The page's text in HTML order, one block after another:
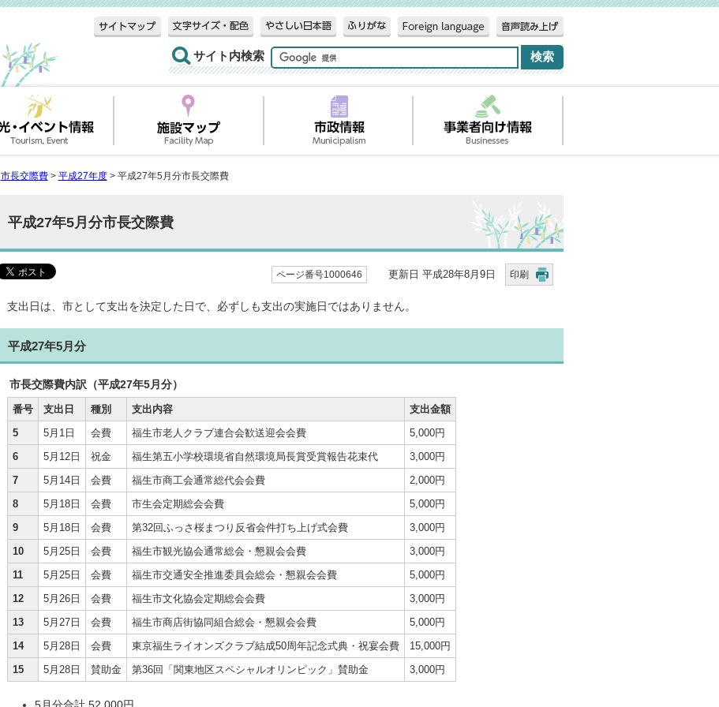
サイト内検索
市長交際費> 平成27年度> 平成27年5月分市長交際費
平成27年5月分市長交際費
ページ番号1000646 更新日 平成28年8月9日 印刷
支出日は、市として支出を決定した日で、必ずしも支出の実施日ではありません。
平成27年5月分
市長交際費内訳（平成27年5月分）
番号 支出日 種別 支出内容
支出金額
5
5月1日 会費 福生市老人クラブ連合会歓送迎会会費
5,000円
6
5月12日 祝金 福生第五小学校環境省自然環境局長賞受賞報告花束代
3,000円
7
5月14日 会費 福生市商工会通常総代会会費
2,000円
8
5月18日 会費 市生会定期総会会費
5,000円
9
5月18日 会費 第32回ふっさ桜まつり反省会件打ち上げ式会費
3,000円
10
5月25日 会費 福生市観光協会通常総会・懇親会会費
3,000円
11
5月25日 会費 福生市交通安全推進委員会総会・懇親会会費
5,000円
12
5月26日 会費 福生市文化協会定期総会会費
3,000円
13
5月27日 会費 福生市商店街協同組合総会・懇親会会費
5,000円
14
5月28日 会費 東京福生ライオンズクラブ結成50周年記念式典・祝宴会費
15,000円
15
5月28日 賛助金 第36回「関東地区スペシャルオリンピック」賛助金 3,000円